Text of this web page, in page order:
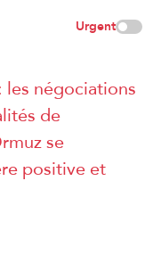
Urgent
les négociations
de
se
positive et